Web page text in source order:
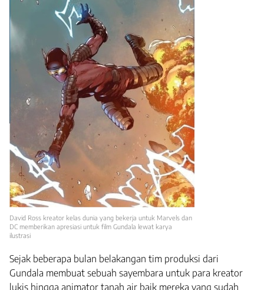
David Ross kreator kelas dunia yang bekerja untuk Marvels dan
DC memberikan apresiasi untuk film Gundala lewat karya
ilustrasi
Sejak beberapa bulan belakangan tim produksi dari
Gundala membuat sebuah sayembara untuk para kreator
lukis hingga animator tanah air baik mereka yang sudah